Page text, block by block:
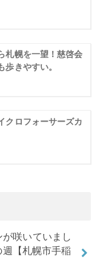
札幌を一望！慈啓会
歩きやすい。
クロフォーサーズカ
咲いていまし
【札幌市手稲